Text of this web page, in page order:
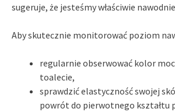
sugeruje, że jesteśmy właściwie
Aby skutecznie monitorować poziom
regularnie obserwować kolor
toalecie,
sprawdzić elastyczność swojej
powrót do pierwotnego kształtu